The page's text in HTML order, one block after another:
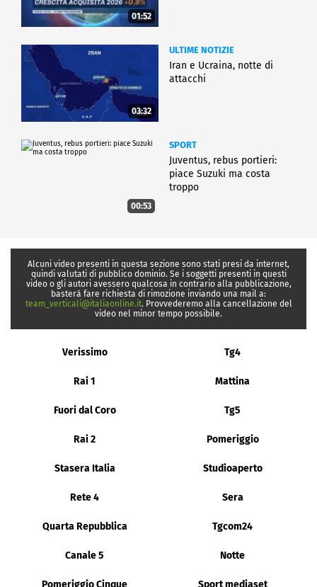
01:52
03:32
ULTIME NOTIZIE
Iran e Ucraina, notte di
attacchi
00:53
SPORT
Juventus, rebus portieri:
piace Suzuki ma costa
troppo
Alcuni video presenti in questa sezione sono stati presi da internet,
quindi valutati di pubblico dominio. Se i soggetti presenti in questi
video o gli autori avessero qualcosa in contrario alla pubblicazione,
basterà fare richiesta di rimozione inviando una mail a:
team_verticali@italiaonline.it. Provvederemo alla cancellazione del
video nel minor tempo possibile.
Verissimo Tg4
Rai 1 Mattina
Fuori dal Coro Tg5
Rai 2 Pomeriggio
Stasera Italia Studioaperto
Rete 4 Sera
Quarta Repubblica Tgcom24
Canale 5 Notte